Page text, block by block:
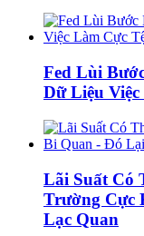
Fed Lùi
Dữ Liệu
Lãi Suất Có
Trường Cực
Lạc Quan